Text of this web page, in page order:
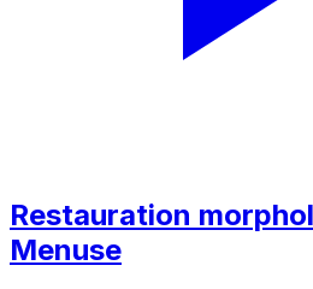
Restauration
Menuse